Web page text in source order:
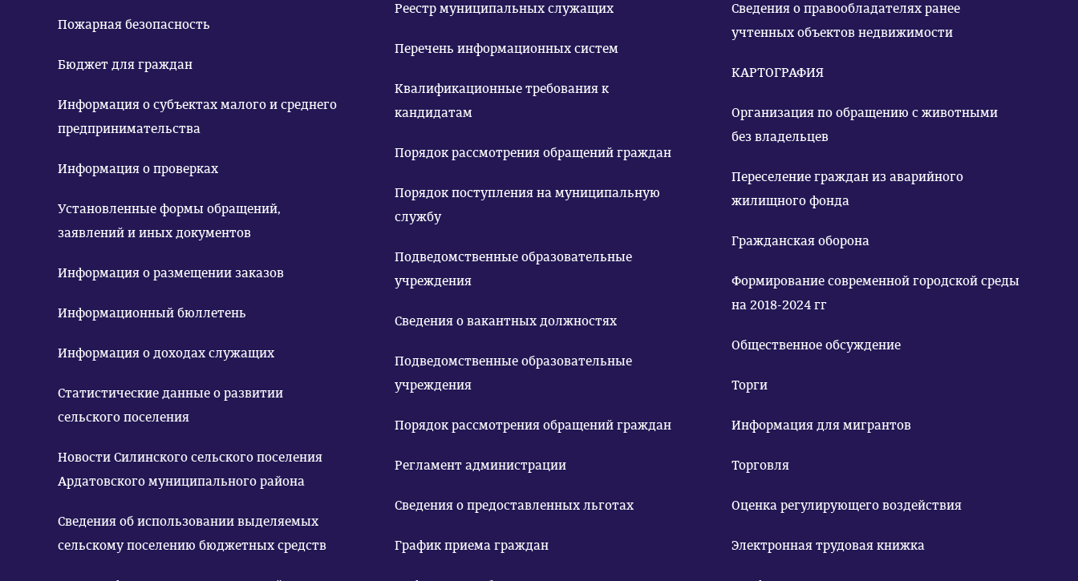
Пожарная безопасность
Бюджет для граждан
Информация о субъектах малого и среднего
предпринимательства
Информация о проверках
Установленные формы обращений,
заявлений и иных документов
Информация о размещении заказов
Информационный бюллетень
Информация о доходах служащих
Статистические данные о развитии
сельского поселения
Новости Силинского сельского поселения
Ардатовского муниципального района
Сведения об использовании выделяемых
сельскому поселению бюджетных средств
Реестр муниципальных служащих
Перечень информационных систем
Квалификационные требования к
кандидатам
Порядок рассмотрения обращений граждан
Порядок поступления на муниципальную
службу
Подведомственные образовательные
учреждения
Сведения о вакантных должностях
Подведомственные образовательные
учреждения
Порядок рассмотрения обращений граждан
Регламент администрации
Сведения о предоставленных льготах
График приема граждан
Сведения о правообладателях ранее
учтенных объектов недвижимости
КАРТОГРАФИЯ
Организация по обращению с животными
без владельцев
Переселение граждан из аварийного
жилищного фонда
Гражданская оборона
Формирование современной городской среды
на 2018-2024 гг
Общественное обсуждение
Торги
Информация для мигрантов
Торговля
Оценка регулирующего воздействия
Электронная трудовая книжка